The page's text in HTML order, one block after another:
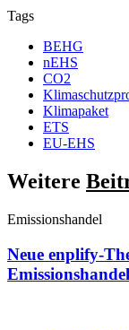
Tags
BEHG
nEHS
CO2
Klimapaket
ETS
EU-EHS
Weitere
Emissionshandel
Neue enplify-